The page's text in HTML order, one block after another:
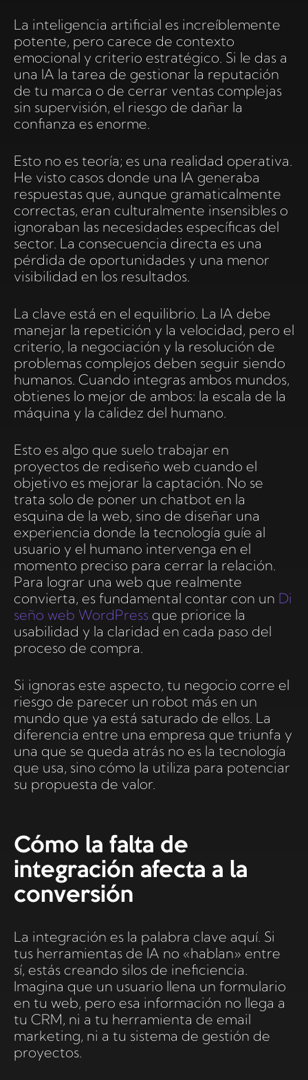
La inteligencia artificial es increíblemente
potente, pero carece de contexto
emocional y criterio estratégico. Si le das a
una IA la tarea de gestionar la reputación
de tu marca o de cerrar ventas complejas
sin supervisión, el riesgo de dañar la
confianza es enorme.
Esto no es teoría; es una realidad operativa.
He visto casos donde una IA generaba
respuestas que, aunque gramaticalmente
correctas, eran culturalmente insensibles o
ignoraban las necesidades específicas del
sector. La consecuencia directa es una
pérdida de oportunidades y una menor
visibilidad en los resultados.
La clave está en el equilibrio. La IA debe
manejar la repetición y la velocidad, pero el
criterio, la negociación y la resolución de
problemas complejos deben seguir siendo
humanos. Cuando integras ambos mundos,
obtienes lo mejor de ambos: la escala de la
máquina y la calidez del humano.
Esto es algo que suelo trabajar en
proyectos de rediseño web cuando el
objetivo es mejorar la captación. No se
trata solo de poner un chatbot en la
esquina de la web, sino de diseñar una
experiencia donde la tecnología guíe al
usuario y el humano intervenga en el
momento preciso para cerrar la relación.
Para lograr una web que realmente
convierta, es fundamental contar con un Di
seño web WordPress que priorice la
usabilidad y la claridad en cada paso del
proceso de compra.
Si ignoras este aspecto, tu negocio corre el
riesgo de parecer un robot más en un
mundo que ya está saturado de ellos. La
diferencia entre una empresa que triunfa y
una que se queda atrás no es la tecnología
que usa, sino cómo la utiliza para potenciar
su propuesta de valor.
Cómo la falta de
integración afecta a la
conversión
La integración es la palabra clave aquí. Si
tus herramientas de IA no «hablan» entre
sí, estás creando silos de ineficiencia.
Imagina que un usuario llena un formulario
en tu web, pero esa información no llega a
tu CRM, ni a tu herramienta de email
marketing, ni a tu sistema de gestión de
proyectos.